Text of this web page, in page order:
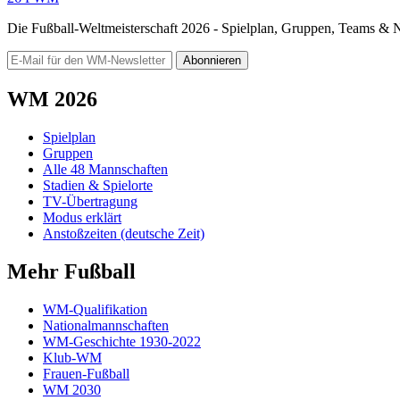
Die Fußball-Weltmeisterschaft 2026 - Spielplan, Gruppen, Teams &
Abonnieren
WM 2026
Spielplan
Gruppen
Alle 48 Mannschaften
Stadien & Spielorte
TV-Übertragung
Modus erklärt
Anstoßzeiten (deutsche Zeit)
Mehr Fußball
WM-Qualifikation
Nationalmannschaften
WM-Geschichte 1930-2022
Klub-WM
Frauen-Fußball
WM 2030